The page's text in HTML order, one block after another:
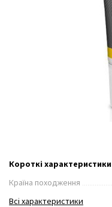
Короткі характеристики
Країна походження
Всі характеристики